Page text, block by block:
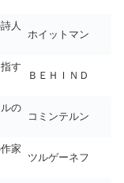
人
ホイットマン
す
ＢＥＨＩＮＤ
の
コミンテルン
家
ツルゲーネフ